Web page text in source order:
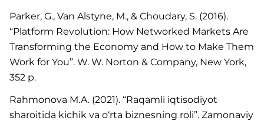
Parker, G., Van Alstyne, M., & Choudary, S. (2016).
“Platform Revolution: How Networked Markets Are
Transforming the Economy and How to Make Them
Work for You”. W. W. Norton & Company, New York,
352 p.
Rahmonova M.A. (2021). “Raqamli iqtisodiyot
sharoitida kichik va o‘rta biznesning roli”. Zamonaviy